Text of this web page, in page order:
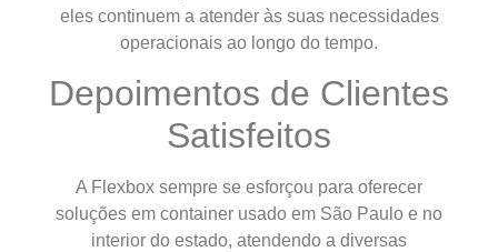
eles continuem a atender às suas necessidades
operacionais ao longo do tempo.
Depoimentos de Clientes
Satisfeitos
A Flexbox sempre se esforçou para oferecer
soluções em container usado em São Paulo e no
interior do estado, atendendo a diversas